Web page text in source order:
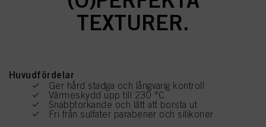
TEXTURER.
Huvudfördelar
Ger hård stadga och långvarig kontroll
Värmeskydd upp till 230 °C
Snabbtorkande och lätt att borsta ut
Fri från sulfater parabener och silikoner